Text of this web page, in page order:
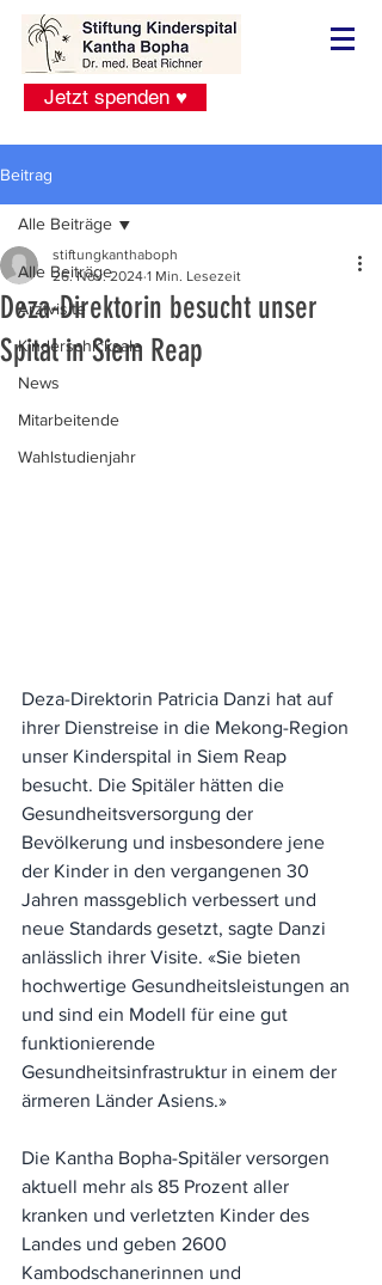
Jetzt spenden ♥
Beitrag
Alle Beiträge
Arztvisite
Kinderschicksale
News
Mitarbeitende
Wahlstudienjahr
Alle Beiträge
Deza-Direktorin besucht unser
Spital in Siem Reap
stiftungkanthaboph
26. Nov. 2024 1 Min. Lesezeit
Deza-Direktorin Patricia Danzi hat auf
ihrer Dienstreise in die Mekong-Region
unser Kinderspital in Siem Reap
besucht. Die Spitäler hätten die
Gesundheitsversorgung der
Bevölkerung und insbesondere jene
der Kinder in den vergangenen 30
Jahren massgeblich verbessert und
neue Standards gesetzt, sagte Danzi
anlässlich ihrer Visite. «Sie bieten
hochwertige Gesundheitsleistungen an
und sind ein Modell für eine gut
funktionierende
Gesundheitsinfrastruktur in einem der
ärmeren Länder Asiens.»
Die Kantha Bopha-Spitäler versorgen
aktuell mehr als 85 Prozent aller
kranken und verletzten Kinder des
Landes und geben 2600
Kambodschanerinnen und